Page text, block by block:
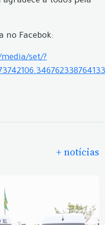
no Facebok:
set/?
+ notícias